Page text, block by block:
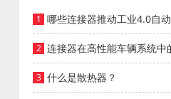
哪些连接器推动工业4.0自
连接器在高性能车辆系统中
什么是散热器？